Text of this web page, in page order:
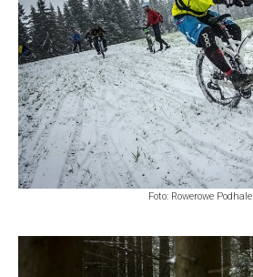
Foto: Rowerowe Podhale